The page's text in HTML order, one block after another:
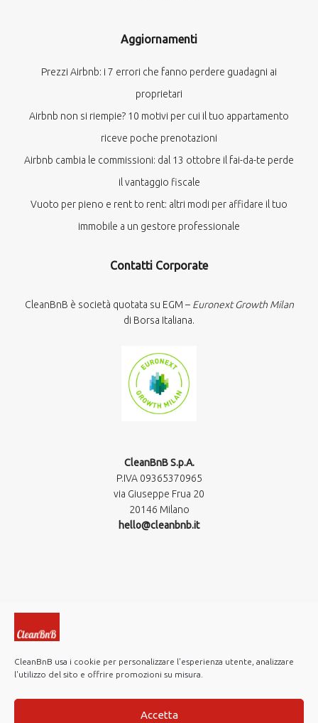
CleanBnB usa i cookie per personalizzare l'esperienza utente, analizzare
l'utilizzo del sito e offrire promozioni su misura.
Accetta
Aggiornamenti
Prezzi Airbnb: i 7 errori che fanno perdere guadagni ai
proprietari
Airbnb non si riempie? 10 motivi per cui il tuo appartamento
riceve poche prenotazioni
Airbnb cambia le commissioni: dal 13 ottobre il fai-da-te perde
il vantaggio fiscale
Vuoto per pieno e rent to rent: altri modi per affidare il tuo
immobile a un gestore professionale
Contatti Corporate
CleanBnB è società quotata su EGM – Euronext Growth Milan
di Borsa Italiana.
CleanBnB S.p.A.
P.IVA 09365370965​
via Giuseppe Frua 20
20146 Milano
hello@cleanbnb.it
Investor Relations